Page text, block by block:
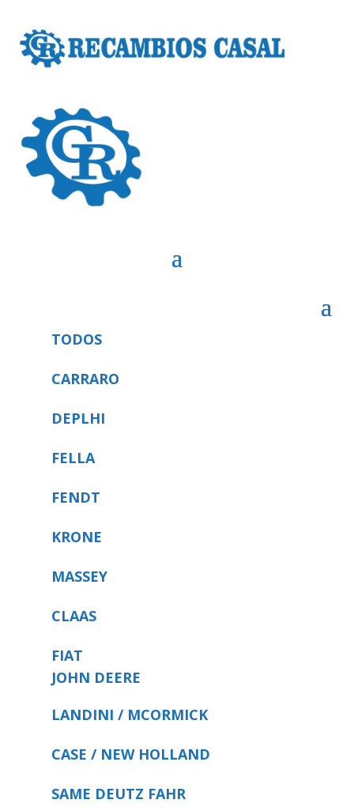
TODOS
CARRARO
DEPLHI
FELLA
FENDT
KRONE
MASSEY
CLAAS
FIAT
JOHN DEERE
LANDINI / MCORMICK
CASE / NEW HOLLAND
SAME DEUTZ FAHR